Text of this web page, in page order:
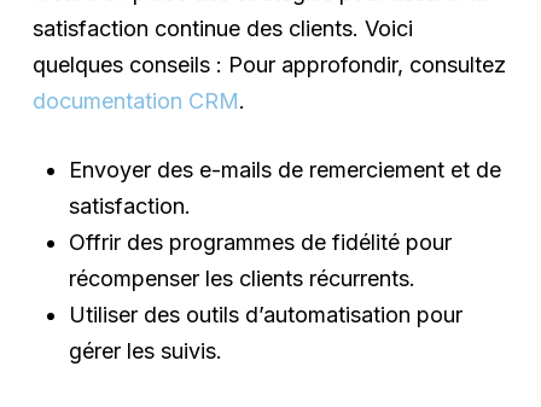
satisfaction continue des clients. Voici
quelques conseils : Pour approfondir, consultez
documentation CRM.
Envoyer des e-mails de remerciement et de
satisfaction.
Offrir des programmes de fidélité pour
récompenser les clients récurrents.
Utiliser des outils d’automatisation pour
gérer les suivis.